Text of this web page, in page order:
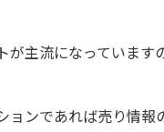
主流になっています
ンであれば売り情